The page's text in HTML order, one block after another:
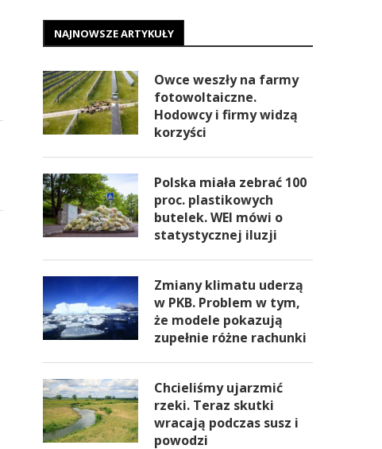
NAJNOWSZE ARTYKUŁY
Owce weszły na farmy
fotowoltaiczne.
Hodowcy i firmy widzą
korzyści
Polska miała zebrać 100
proc. plastikowych
butelek. WEI mówi o
statystycznej iluzji
Zmiany klimatu uderzą
w PKB. Problem w tym,
że modele pokazują
zupełnie różne rachunki
Chcieliśmy ujarzmić
rzeki. Teraz skutki
wracają podczas susz i
powodzi